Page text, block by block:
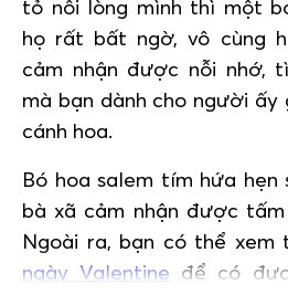
tỏ nỗi lòng mình thì một
họ rất bất ngờ, vô cùng
cảm nhận được nỗi nhớ,
mà bạn dành cho người
cánh hoa.
Bó hoa salem tím hứa hẹn
bà xã cảm nhận được
Ngoài ra, bạn có thể xem
ngày Valentine để có